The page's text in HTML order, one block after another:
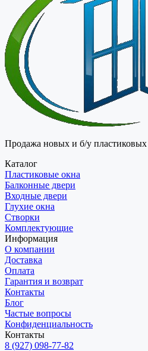
Продажа новых и б/у
Каталог
Пластиковые окна
Балконные двери
Входные двери
Глухие окна
Створки
Комплектующие
Информация
О компании
Доставка
Оплата
Гарантия и возврат
Контакты
Блог
Частые вопросы
Конфиденциальность
Контакты
8 (927) 098-77-82